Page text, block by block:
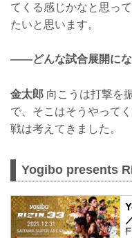
てくる感じかなと思っ
たいと思います。
——どんな試合展開にな
金太郎 向こうは打撃を
で、そこはそうやって
戦は考えてきました。
Yogibo presents